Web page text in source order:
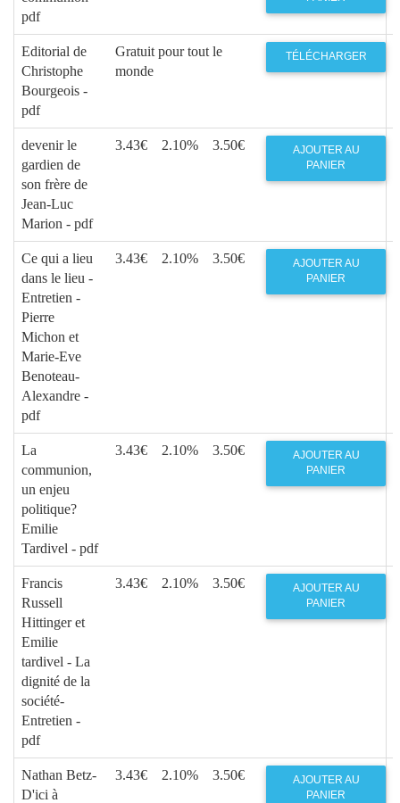
pdf
Editorial de
Christophe
Bourgeois -
pdf
Gratuit pour tout le
monde
TÉLÉCHARGER
devenir le
gardien de
son frère de
Jean-Luc
Marion - pdf
3.43€ 2.10% 3.50€
AJOUTER AU
PANIER
Ce qui a lieu
dans le lieu -
Entretien -
Pierre
Michon et
Marie-Eve
Benoteau-
Alexandre -
pdf
3.43€ 2.10% 3.50€
AJOUTER AU
PANIER
La
communion,
un enjeu
politique?
Emilie
Tardivel - pdf
3.43€ 2.10% 3.50€
AJOUTER AU
PANIER
Francis
Russell
Hittinger et
Emilie
tardivel - La
dignité de la
société-
Entretien -
pdf
3.43€ 2.10% 3.50€
AJOUTER AU
PANIER
Nathan Betz-
D'ici à
3.43€ 2.10% 3.50€
AJOUTER AU
PANIER